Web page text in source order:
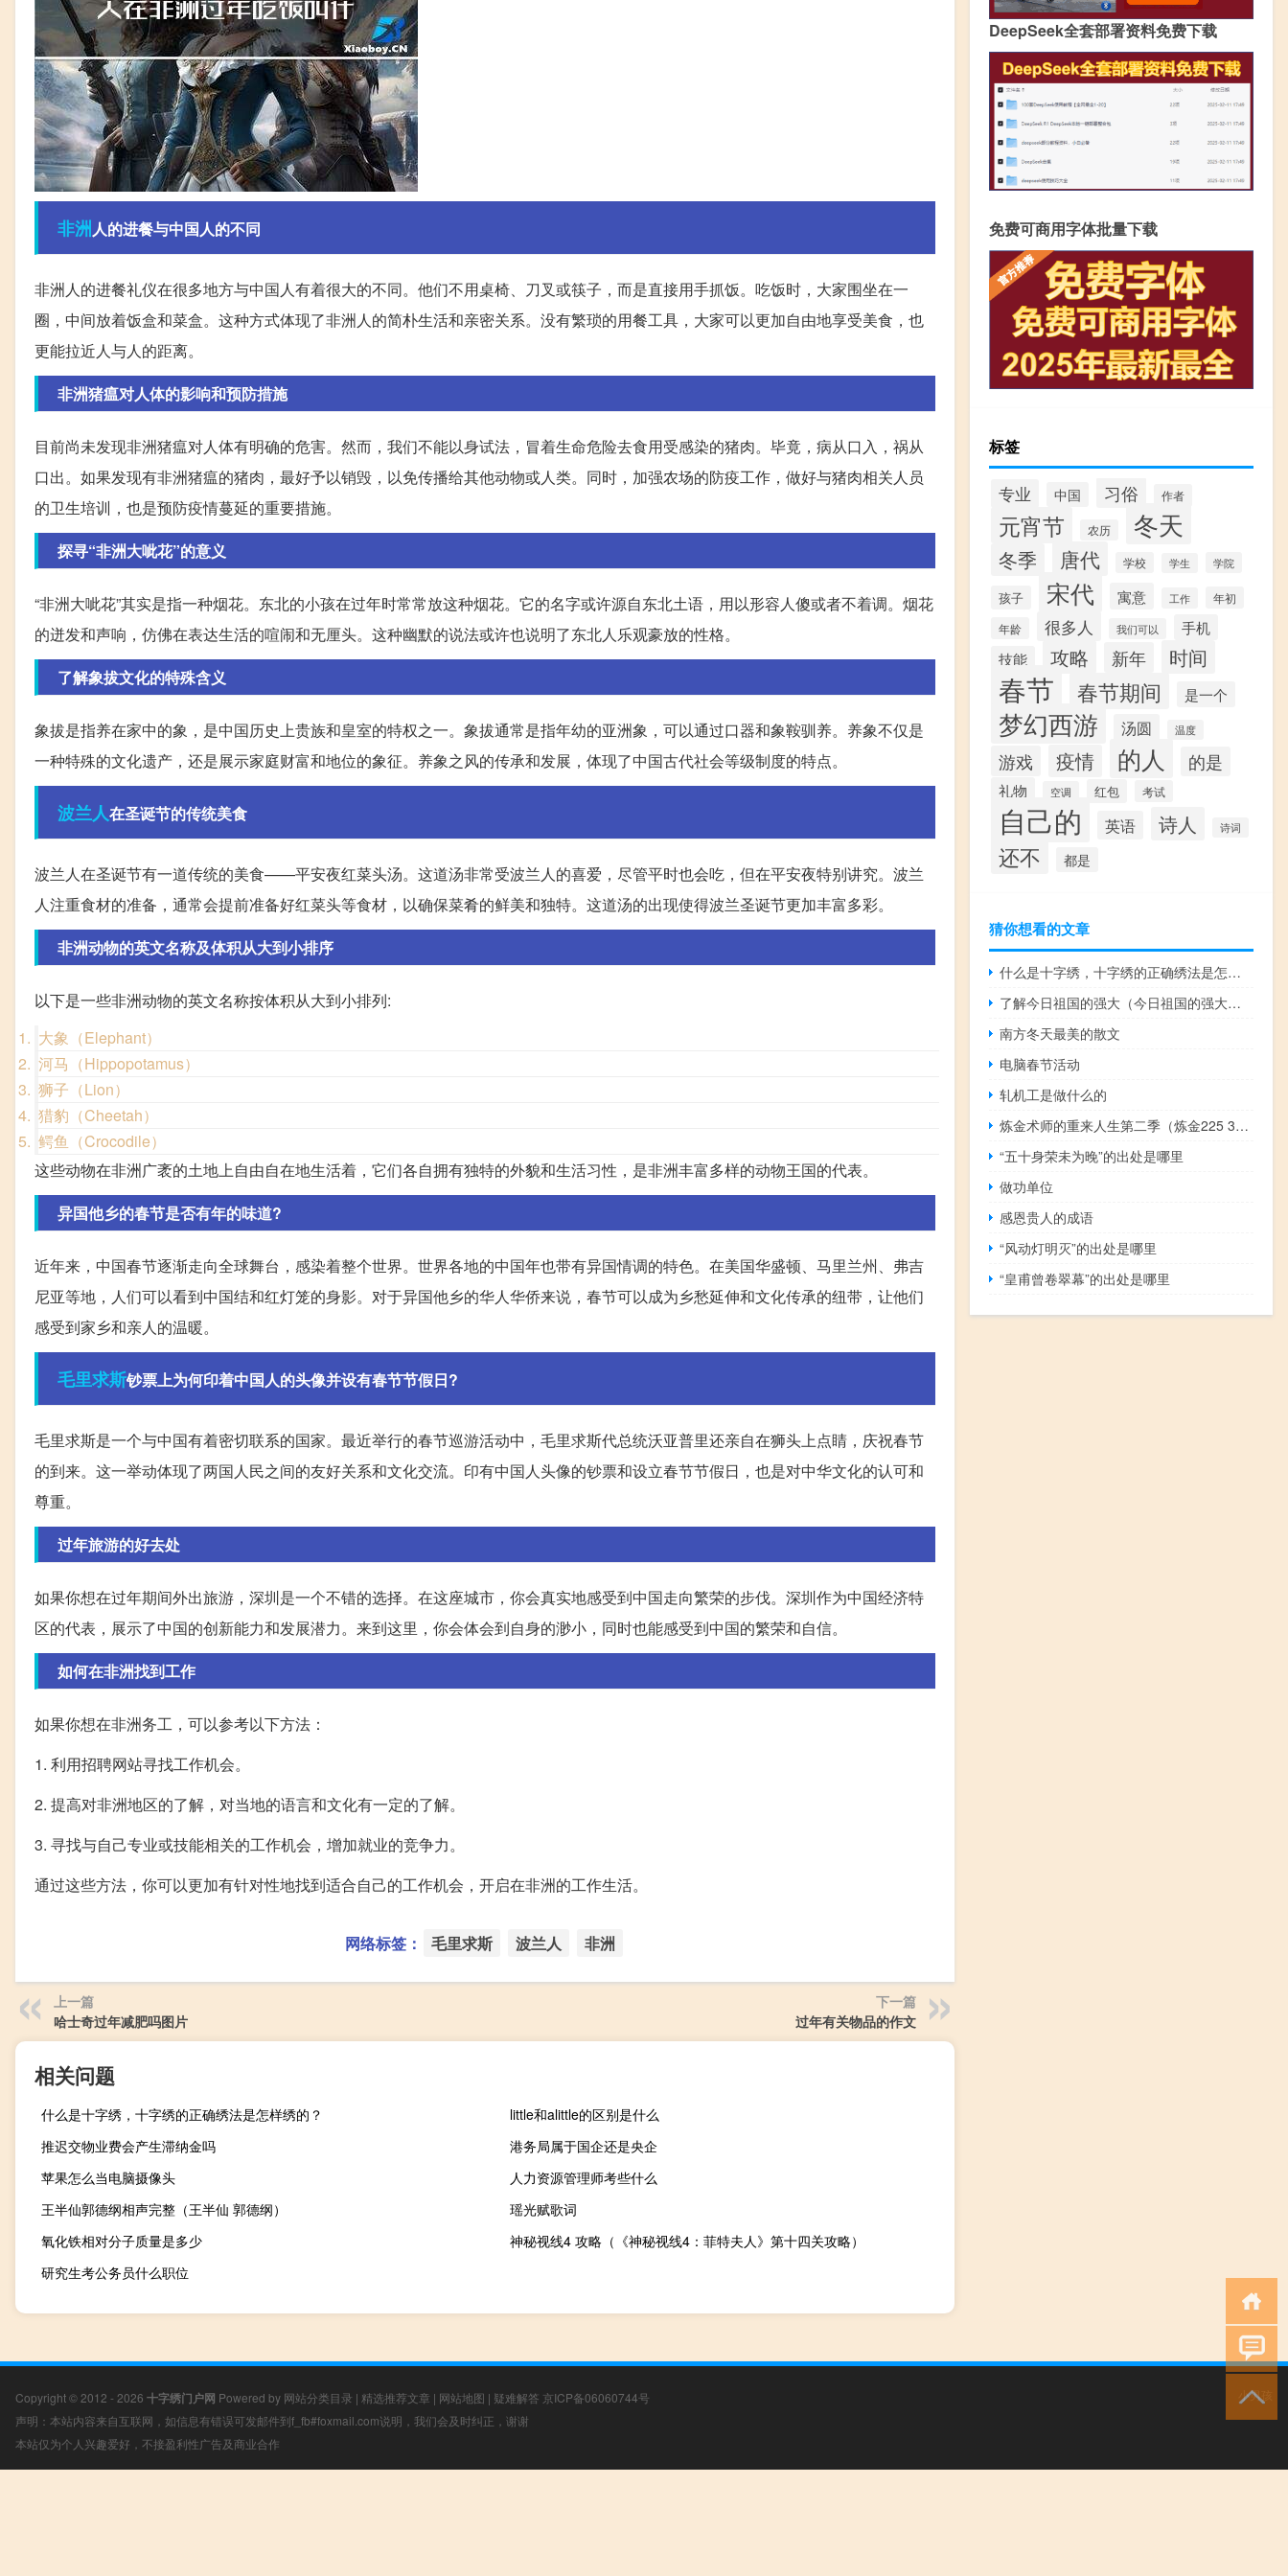
非洲人的进餐与中国人的不同
非洲人的进餐礼仪在很多地方与中国人有着很大的不同。他们不用桌椅、刀叉或筷子，而是直接用手抓饭。吃饭时，大家围坐在一
圈，中间放着饭盒和菜盒。这种方式体现了非洲人的简朴生活和亲密关系。没有繁琐的用餐工具，大家可以更加自由地享受美食，也
更能拉近人与人的距离。
非洲猪瘟对人体的影响和预防措施
目前尚未发现非洲猪瘟对人体有明确的危害。然而，我们不能以身试法，冒着生命危险去食用受感染的猪肉。毕竟，病从口入，祸从
口出。如果发现有非洲猪瘟的猪肉，最好予以销毁，以免传播给其他动物或人类。同时，加强农场的防疫工作，做好与猪肉相关人员
的卫生培训，也是预防疫情蔓延的重要措施。
探寻“非洲大呲花”的意义
“非洲大呲花”其实是指一种烟花。东北的小孩在过年时常常放这种烟花。它的名字或许源自东北土语，用以形容人傻或者不着调。烟花
的迸发和声响，仿佛在表达生活的喧闹和无厘头。这种幽默的说法或许也说明了东北人乐观豪放的性格。
了解象拔文化的特殊含义
象拔是指养在家中的象，是中国历史上贵族和皇室的特权之一。象拔通常是指年幼的亚洲象，可以通过口器和象鞍驯养。养象不仅是
一种特殊的文化遗产，还是展示家庭财富和地位的象征。养象之风的传承和发展，体现了中国古代社会等级制度的特点。
波兰人在圣诞节的传统美食
波兰人在圣诞节有一道传统的美食——平安夜红菜头汤。这道汤非常受波兰人的喜爱，尽管平时也会吃，但在平安夜特别讲究。波兰
人注重食材的准备，通常会提前准备好红菜头等食材，以确保菜肴的鲜美和独特。这道汤的出现使得波兰圣诞节更加丰富多彩。
非洲动物的英文名称及体积从大到小排序
以下是一些非洲动物的英文名称按体积从大到小排列:
大象（Elephant）
河马（Hippopotamus）
狮子（Lion）
猎豹（Cheetah）
鳄鱼（Crocodile）
这些动物在非洲广袤的土地上自由自在地生活着，它们各自拥有独特的外貌和生活习性，是非洲丰富多样的动物王国的代表。
异国他乡的春节是否有年的味道?
近年来，中国春节逐渐走向全球舞台，感染着整个世界。世界各地的中国年也带有异国情调的特色。在美国华盛顿、马里兰州、弗吉
尼亚等地，人们可以看到中国结和红灯笼的身影。对于异国他乡的华人华侨来说，春节可以成为乡愁延伸和文化传承的纽带，让他们
感受到家乡和亲人的温暖。
毛里求斯钞票上为何印着中国人的头像并设有春节节假日?
毛里求斯是一个与中国有着密切联系的国家。最近举行的春节巡游活动中，毛里求斯代总统沃亚普里还亲自在狮头上点睛，庆祝春节
的到来。这一举动体现了两国人民之间的友好关系和文化交流。印有中国人头像的钞票和设立春节节假日，也是对中华文化的认可和
尊重。
过年旅游的好去处
如果你想在过年期间外出旅游，深圳是一个不错的选择。在这座城市，你会真实地感受到中国走向繁荣的步伐。深圳作为中国经济特
区的代表，展示了中国的创新能力和发展潜力。来到这里，你会体会到自身的渺小，同时也能感受到中国的繁荣和自信。
如何在非洲找到工作
如果你想在非洲务工，可以参考以下方法：
1. 利用招聘网站寻找工作机会。
2. 提高对非洲地区的了解，对当地的语言和文化有一定的了解。
3. 寻找与自己专业或技能相关的工作机会，增加就业的竞争力。
通过这些方法，你可以更加有针对性地找到适合自己的工作机会，开启在非洲的工作生活。
网络标签： 毛里求斯 波兰人 非洲
上一篇
哈士奇过年减肥吗图片
下一篇
过年有关物品的作文
相关问题
什么是十字绣，十字绣的正确绣法是怎样绣的？
little和alittle的区别是什么
推迟交物业费会产生滞纳金吗
港务局属于国企还是央企
苹果怎么当电脑摄像头
人力资源管理师考些什么
王半仙郭德纲相声完整（王半仙 郭德纲）
瑶光赋歌词
氧化铁相对分子质量是多少
神秘视线4 攻略（《神秘视线4：菲特夫人》第十四关攻略）
研究生考公务员什么职位
DeepSeek全套部署资料免费下载
免费可商用字体批量下载
标签
专业 中国 习俗 作者
元宵节 农历 冬天
冬季 唐代 学校 学生 学院
孩子 宋代 寓意 工作
年初
年龄
很多人 我们可以
手机
技能
攻略 新年 时间
春节 春节期间 是一个
梦幻西游 汤圆 温度
游戏 疫情 的人 的是
礼物 空调 红包 考试
自己的 英语 诗人 诗词
还不 都是
猜你想看的文章
什么是十字绣，十字绣的正确绣法是怎样绣的？
了解今日祖国的强大（今日祖国的强大的资料）
南方冬天最美的散文
电脑春节活动
轧机工是做什么的
炼金术师的重来人生第二季（炼金225 300）
“五十身荣未为晚”的出处是哪里
做功单位
感恩贵人的成语
“风动灯明灭”的出处是哪里
“皇甫曾卷翠幕”的出处是哪里
Copyright © 2012 - 2026 十字绣门户网 Powered by 网站分类目录 | 精选推荐文章 | 网站地图 | 疑难解答 京ICP备06060744号
声明：本站内容来自互联网，如信息有错误可发邮件到f_fb#foxmail.com说明，我们会及时纠正，谢谢
本站仅为个人兴趣爱好，不接盈利性广告及商业合作
小男孩